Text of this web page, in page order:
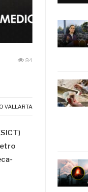
84
VALLARTA